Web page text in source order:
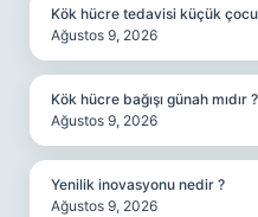
Kök hücre tedavisi küçük
Ağustos 9, 2026
Kök hücre bağışı günah mıdır ?
Ağustos 9, 2026
Yenilik inovasyonu nedir ?
Ağustos 9, 2026